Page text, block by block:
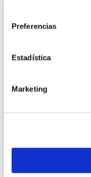
Preferencias
Estadística
Marketing
(1.3/